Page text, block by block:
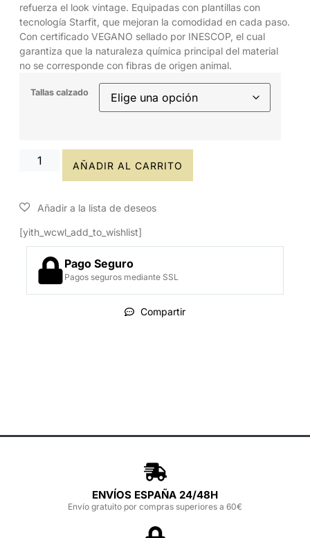
refuerza el look vintage. Equipadas con plantillas con
tecnología Starfit, que mejoran la comodidad en cada paso.
Con certificado VEGANO sellado por INESCOP, el cual
garantiza que la naturaleza química principal del material
no se corresponde con fibras de origen animal.
Tallas calzado
AÑADIR AL CARRITO
[yith_wcwl_add_to_wishlist]
Pago Seguro
Pagos seguros mediante SSL
Compartir
ENVÍOS ESPAÑA 24/48H
Envío gratuito por compras superiores a 60€